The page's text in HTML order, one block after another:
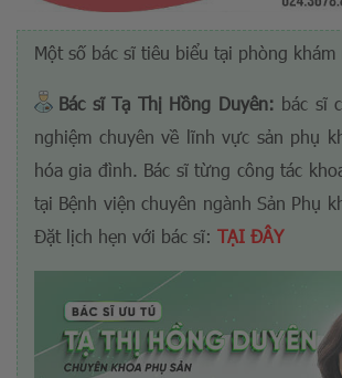
Một số bác sĩ tiêu biểu tại phòng khám
Bác sĩ Tạ Thị Hồng Duyên: bác sĩ
nghiệm chuyên về lĩnh vực sản phụ
hóa gia đình. Bác sĩ từng công tác
tại Bệnh viện chuyên ngành Sản Phụ
Đặt lịch hẹn với bác sĩ: TẠI ĐÂY